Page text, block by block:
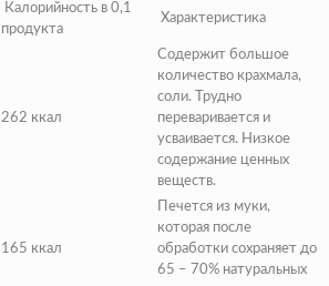
Калорийность в 0,1
продукта
Характеристика
262 ккал
Содержит большое
количество крахмала,
соли. Трудно
переваривается и
усваивается. Низкое
содержание ценных
веществ.
165 ккал
Печется из муки,
которая после
обработки сохраняет до
65 – 70% натуральных